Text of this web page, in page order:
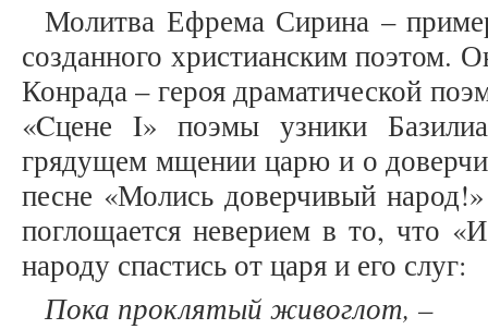
Молитва Ефрема Сирина –
созданного христианским поэтом.
Конрада – героя драматической
«Cцене I» поэмы узники
грядущем мщении царю и о
песне «Молись доверчивый
поглощается неверием в то, что
народу спастись от царя и его слуг:
Пока проклятый живоглот, –